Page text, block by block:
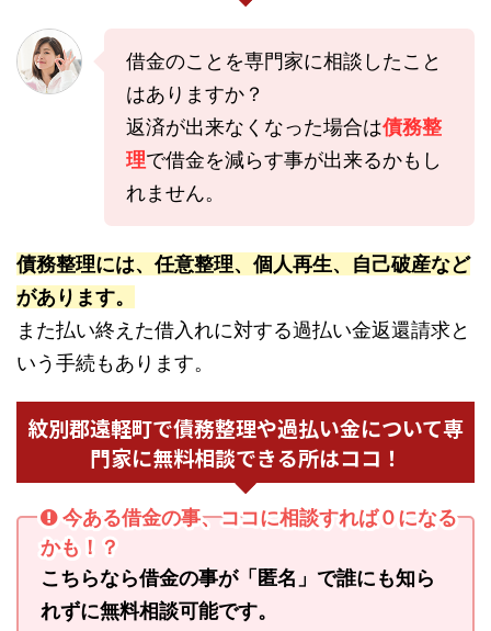
借金のことを専門家に相談したこと
はありますか？
返済が出来なくなった場合は債務整
理で借金を減らす事が出来るかもし
れません。
債務整理には、任意整理、個人再生、自己破産など
があります。
また払い終えた借入れに対する過払い金返還請求と
いう手続もあります。
紋別郡遠軽町で債務整理や過払い金について専
門家に無料相談できる所はココ！
今ある借金の事、ココに相談すれば０になる
かも！？
こちらなら借金の事が「匿名」で誰にも知ら
れずに無料相談可能です。